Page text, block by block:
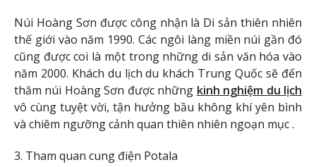
Núi Hoàng Sơn được công nhận là Di sản thiên nhiên
thế giới vào năm 1990. Các ngôi làng miền núi gần đó
cũng được coi là một trong những di sản văn hóa vào
năm 2000. Khách du lịch du khách Trung Quốc sẽ đến
thăm núi Hoàng Sơn được những kinh nghiệm du lịch
vô cùng tuyệt vời, tận hưởng bầu không khí yên bình
và chiêm ngưỡng cảnh quan thiên nhiên ngoạn mục .
3. Tham quan cung điện Potala